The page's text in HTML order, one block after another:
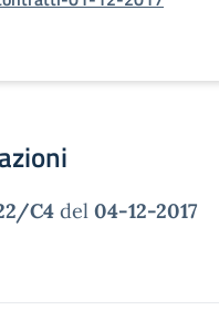
C4 del 04-12-2017